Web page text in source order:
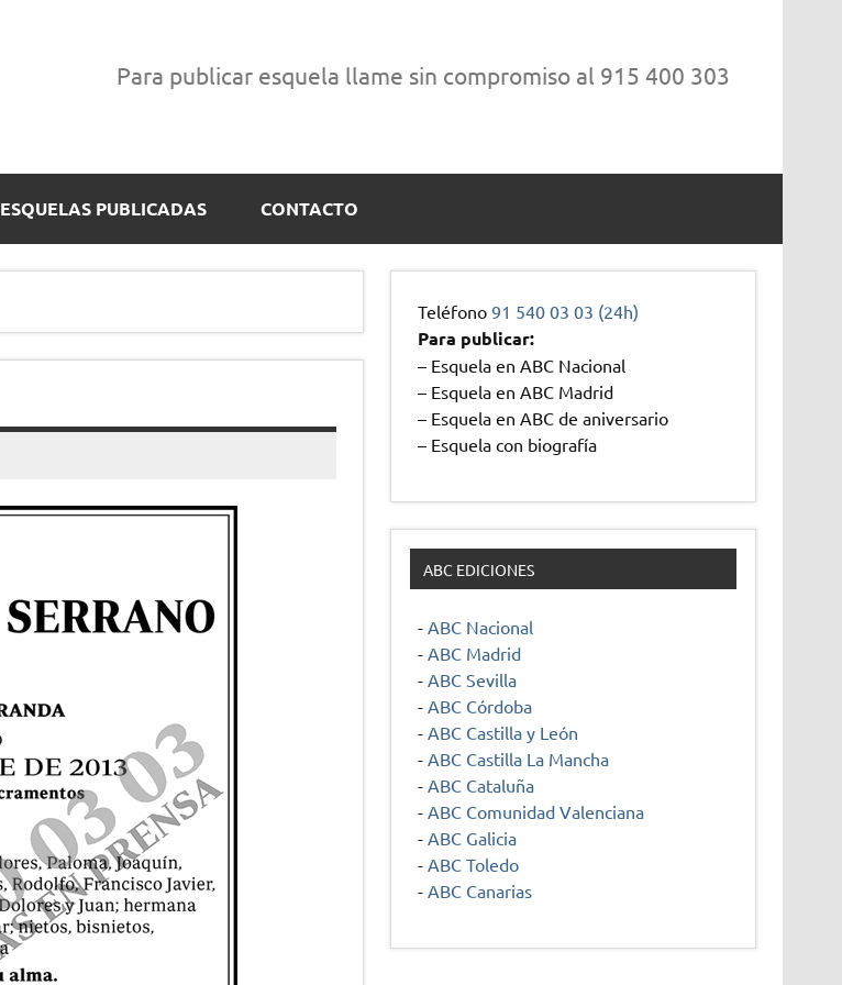
Para publicar esquela llame sin compromiso al 915 400 303
ESQUELAS PUBLICADAS CONTACTO
Teléfono91 540 03 03 (24h)
Para publicar:
– Esquela en ABC Nacional
– Esquela en ABC Madrid
– Esquela en ABC de aniversario
– Esquela con biografía
ABC EDICIONES
- ABC Nacional
- ABC Madrid
- ABC Sevilla
- ABC Córdoba
- ABC Castilla y León
- ABC Castilla La Mancha
- ABC Cataluña
- ABC Comunidad Valenciana
- ABC Galicia
- ABC Toledo
- ABC Canarias